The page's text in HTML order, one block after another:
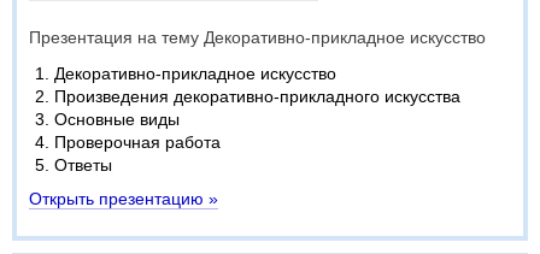
Презентация на тему Декоративно-прикладное искусство
Декоративно-прикладное искусство
Произведения декоративно-прикладного искусства
Основные виды
Проверочная работа
Ответы
Открыть презентацию »